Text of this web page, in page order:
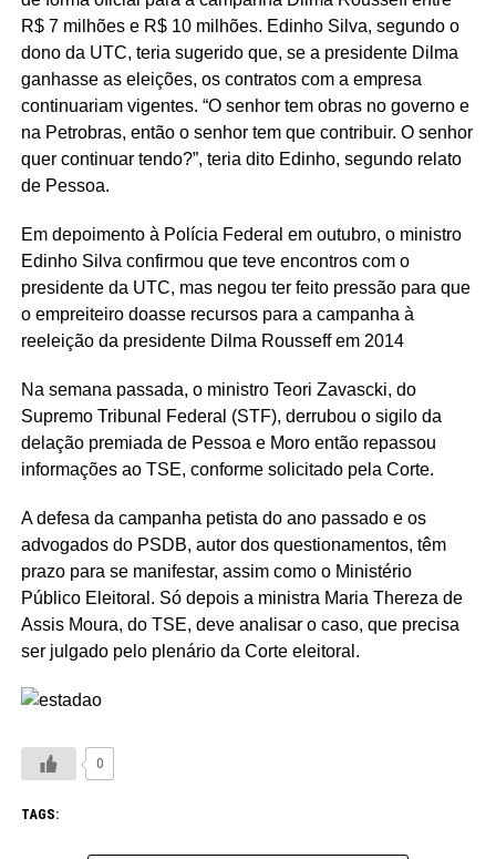
R$ 7 milhões e R$ 10 milhões. Edinho Silva, segundo o
dono da UTC, teria sugerido que, se a presidente Dilma
ganhasse as eleições, os contratos com a empresa
continuariam vigentes. “O senhor tem obras no governo e
na Petrobras, então o senhor tem que contribuir. O senhor
quer continuar tendo?”, teria dito Edinho, segundo relato
de Pessoa.
Em depoimento à Polícia Federal em outubro, o ministro
Edinho Silva confirmou que teve encontros com o
presidente da UTC, mas negou ter feito pressão para que
o empreiteiro doasse recursos para a campanha à
reeleição da presidente Dilma Rousseff em 2014
Na semana passada, o ministro Teori Zavascki, do
Supremo Tribunal Federal (STF), derrubou o sigilo da
delação premiada de Pessoa e Moro então repassou
informações ao TSE, conforme solicitado pela Corte.
A defesa da campanha petista do ano passado e os
advogados do PSDB, autor dos questionamentos, têm
prazo para se manifestar, assim como o Ministério
Público Eleitoral. Só depois a ministra Maria Thereza de
Assis Moura, do TSE, deve analisar o caso, que precisa
ser julgado pelo plenário da Corte eleitoral.
0
TAGS: